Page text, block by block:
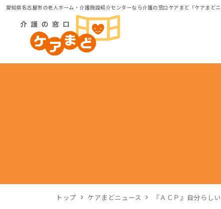
愛知県名古屋市の老人ホーム・介護施設紹介センターなら介護の窓口ケアまど「ケアまど
トップ ケアまどニュース 『ＡＣＰ』自分らし